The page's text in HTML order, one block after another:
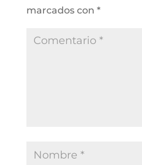
marcados con *